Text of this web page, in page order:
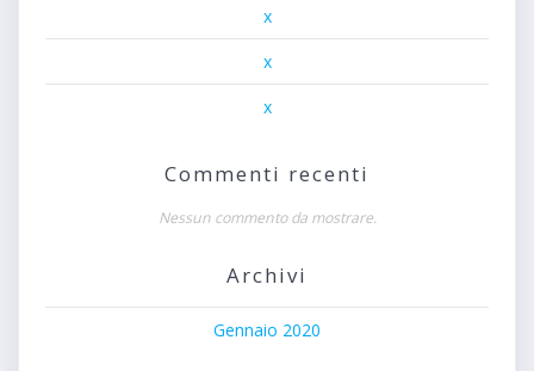
x
x
x
Commenti recenti
Nessun commento da mostrare.
Archivi
Gennaio 2020